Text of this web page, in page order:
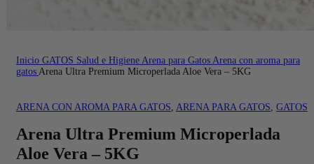
Inicio GATOS Salud e Higiene Arena para Gatos Arena con aroma para
gatos Arena Ultra Premium Microperlada Aloe Vera – 5KG
ARENA CON AROMA PARA GATOS, ARENA PARA GATOS, GATOS
Arena Ultra Premium Microperlada
Aloe Vera – 5KG